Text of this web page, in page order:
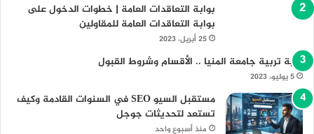
بوابة التعاقدات العامة | خطوات الدخول على
بوابة التعاقدات العامة للمقاولين
25 أبريل، 2023
كلية تربية جامعة المنيا .. الأقسام وشروط القبول
5 يوليو، 2023
مستقبل السيو SEO في السنوات القادمة وكيف
تستعد لتحديثات جوجل
منذ أسبوع واحد